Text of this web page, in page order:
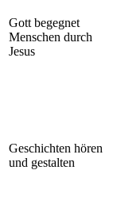
Gott begegnet
Menschen durch
Jesus
Geschichten hören
und gestalten